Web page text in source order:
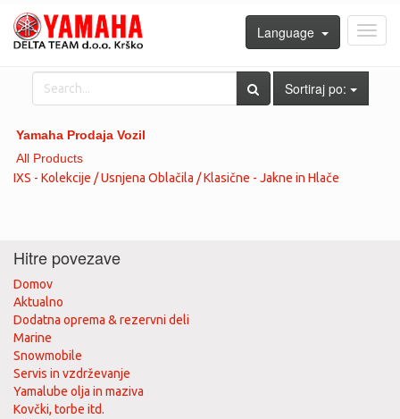
Language
Sortiraj po:
Yamaha Prodaja Vozil
All Products
IXS - Kolekcije / Usnjena Oblačila / Klasične - Jakne in Hlače
Hitre povezave
Domov
Aktualno
Dodatna oprema & rezervni deli
Marine
Snowmobile
Servis in vzdrževanje
Yamalube olja in maziva
Kovčki, torbe itd.